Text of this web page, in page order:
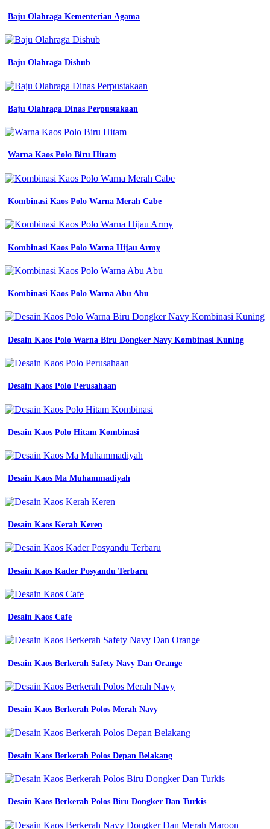
Baju Olahraga Kementerian Agama
Baju Olahraga Dishub
Baju Olahraga Dinas Perpustakaan
Warna Kaos Polo Biru Hitam
Kombinasi Kaos Polo Warna Merah Cabe
Kombinasi Kaos Polo Warna Hijau Army
Kombinasi Kaos Polo Warna Abu Abu
Desain Kaos Polo Warna Biru Dongker Navy Kombinasi Kuning
Desain Kaos Polo Perusahaan
Desain Kaos Polo Hitam Kombinasi
Desain Kaos Ma Muhammadiyah
Desain Kaos Kerah Keren
Desain Kaos Kader Posyandu Terbaru
Desain Kaos Cafe
Desain Kaos Berkerah Safety Navy Dan Orange
Desain Kaos Berkerah Polos Merah Navy
Desain Kaos Berkerah Polos Depan Belakang
Desain Kaos Berkerah Polos Biru Dongker Dan Turkis